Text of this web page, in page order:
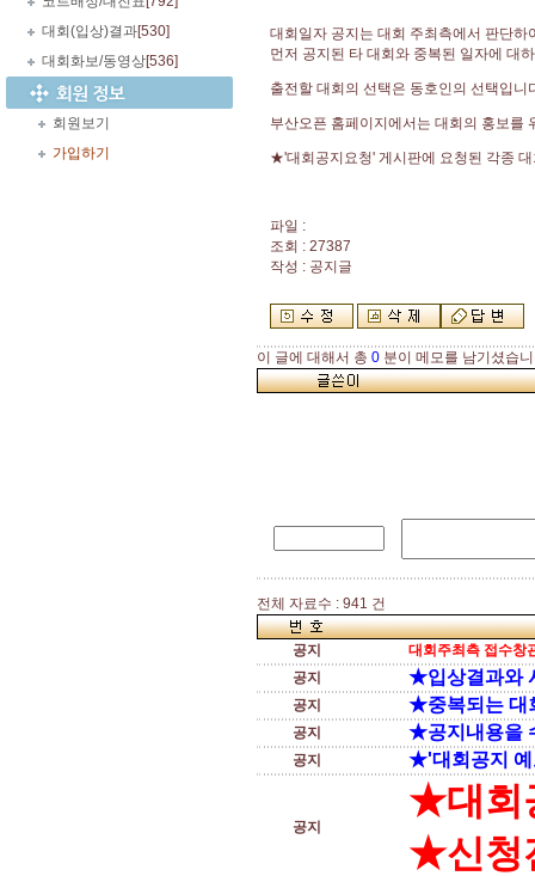
대회(입상)결과[530]
대회화보/동영상[536]
회원보기
가입하기
대회일자 공지는 대회 주최측에서 판단하
먼저 공지된 타 대회와 중복된 일자에 대
출전할 대회의 선택은 동호인의 선택입니
부산오픈 홈페이지에서는 대회의 홍보를
★'대회공지요청' 게시판에 요청된 각종
파일 :
조회 : 27387
작성 : 공지글
이 글에 대해서 총 0 분이 메모를 남기셨습
전체 자료수 : 941 건
공지
대회주최측 접수창
공지
★입상결과와
공지 ★중복되는 대
공지 ★공지내용을
공지 ★'대회공지 예
공지
★대회
★신청